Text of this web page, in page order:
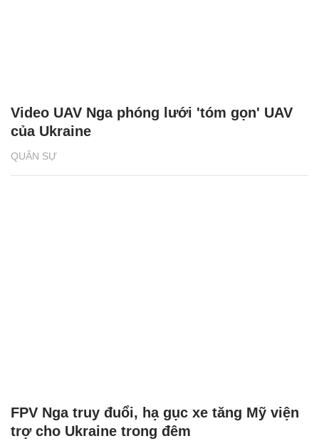
QUÂN SỰ
Video UAV Nga phóng lưới 'tóm gọn' UAV
của Ukraine
FPV Nga truy đuổi, hạ gục xe tăng Mỹ viện
trợ cho Ukraine trong đêm